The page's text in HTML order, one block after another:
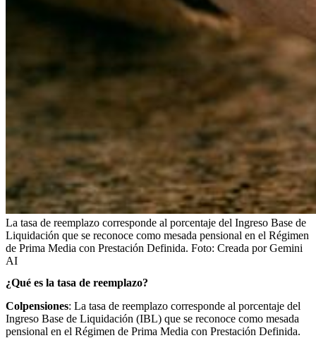
La tasa de reemplazo corresponde al porcentaje del Ingreso Base de
Liquidación que se reconoce como mesada pensional en el Régimen
de Prima Media con Prestación Definida. Foto: Creada por Gemini
AI
¿Qué es la tasa de reemplazo?
Colpensiones: La tasa de reemplazo corresponde al porcentaje del
Ingreso Base de Liquidación (IBL) que se reconoce como mesada
pensional en el Régimen de Prima Media con Prestación Definida.